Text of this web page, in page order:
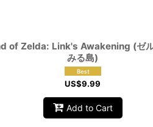
of Zelda: Link's Awakening (ゼ
みる島)
US$9.99
Add to Cart